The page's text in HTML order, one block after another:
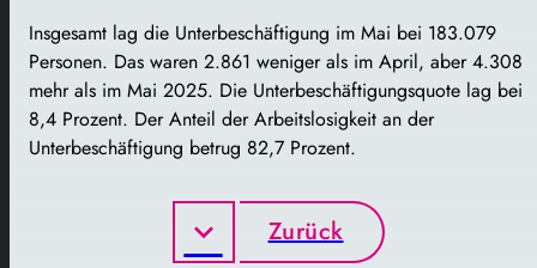
Insgesamt lag die Unterbeschäftigung im Mai bei 183.079
Personen. Das waren 2.861 weniger als im April, aber 4.308
mehr als im Mai 2025. Die Unterbeschäftigungsquote lag bei
8,4 Prozent. Der Anteil der Arbeitslosigkeit an der
Unterbeschäftigung betrug 82,7 Prozent.
Zurück